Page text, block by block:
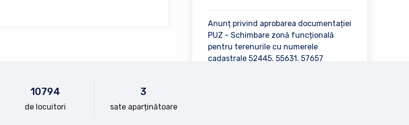
Anunț privind aprobarea documentației
PUZ - Schimbare zonă funcțională
pentru terenurile cu numerele
cadastrale 52445, 55631, 57657
10794
de locuitori
3
sate aparținătoare